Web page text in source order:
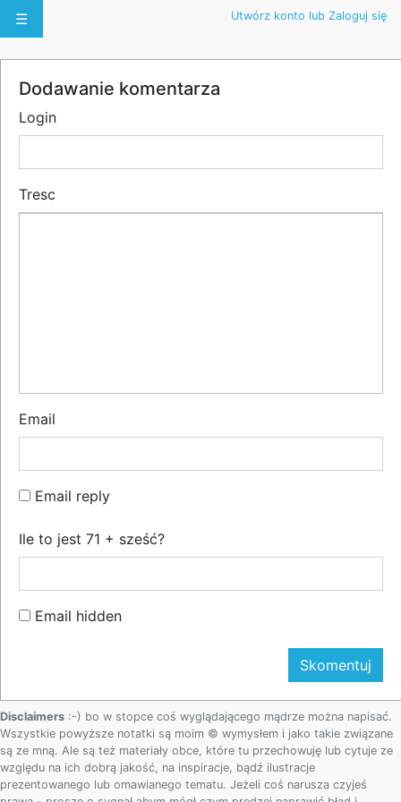
☰ Utwórz konto lub Zaloguj się
Dodawanie komentarza
Login
Tresc
Email
Email reply
Ile to jest 71 + sześć?
Email hidden
Disclaimers :-) bo w stopce coś wyglądającego mądrze można napisać.
Wszystkie powyższe notatki są moim © wymysłem i jako takie związane
są ze mną. Ale są też materiały obce, które tu przechowuję lub cytuje ze
względu na ich dobrą jakość, na inspiracje, bądź ilustracje
prezentowanego lub omawianego tematu. Jeżeli coś narusza czyjeś